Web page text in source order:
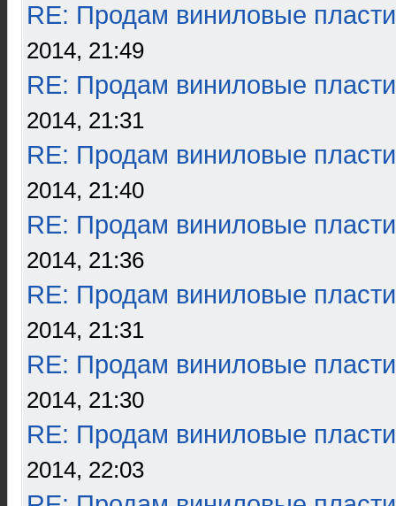
RE: Продам виниловые
2014, 21:49
RE: Продам виниловые
2014, 21:31
RE: Продам виниловые
2014, 21:40
RE: Продам виниловые
2014, 21:36
RE: Продам виниловые
2014, 21:31
RE: Продам виниловые
2014, 21:30
RE: Продам виниловые
2014, 22:03